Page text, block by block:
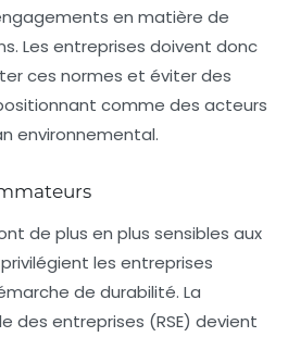
en matière de
Les entreprises doivent donc
ces normes et éviter des
comme des acteurs
environnemental.
de plus en plus sensibles aux
les entreprises
de durabilité. La
des entreprises (RSE) devient